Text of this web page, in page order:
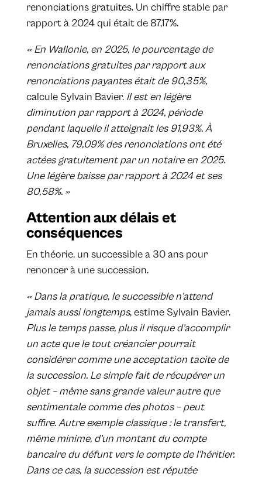
renonciations gratuites. Un chiffre stable par
rapport à 2024 qui était de 87,17%.
« En Wallonie, en 2025, le pourcentage de
renonciations gratuites par rapport aux
renonciations payantes était de 90,35%,
calcule Sylvain Bavier. Il est en légère
diminution par rapport à 2024, période
pendant laquelle il atteignait les 91,93%. À
Bruxelles, 79,09% des renonciations ont été
actées gratuitement par un notaire en 2025.
Une légère baisse par rapport à 2024 et ses
80,58%. »
Attention aux délais et
conséquences
En théorie, un successible a 30 ans pour
renoncer à une succession.
« Dans la pratique, le successible n’attend
jamais aussi longtemps, estime Sylvain Bavier.
Plus le temps passe, plus il risque d’accomplir
un acte que le tout créancier pourrait
considérer comme une acceptation tacite de
la succession. Le simple fait de récupérer un
objet – même sans grande valeur autre que
sentimentale comme des photos – peut
suffire. Autre exemple classique : le transfert,
même minime, d’un montant du compte
bancaire du défunt vers le compte de l'héritier.
Dans ce cas, la succession est réputée